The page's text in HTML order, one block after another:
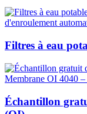
Filtres à eau
Échantillon